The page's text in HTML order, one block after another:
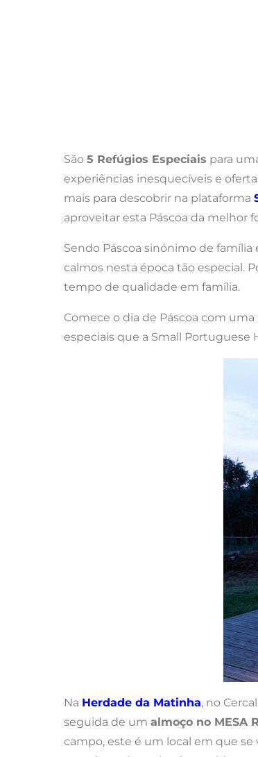
São 5 Refúgios Especiais para
experiências inesquecíveis e
mais para descobrir na plataforma
aproveitar esta Páscoa da melhor
Sendo Páscoa sinónimo de
calmos nesta época tão especial.
tempo de qualidade em família.
Comece o dia de Páscoa com
especiais que a Small Portuguese
Na Herdade da Matinha, no
seguida de um almoço no MESA
campo, este é um local em que